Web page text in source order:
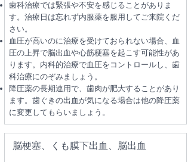
歯科治療では緊張や不安を感じることがありま
す。治療日は忘れず内服薬を服用してご来院くだ
さい。
血圧が高いのに治療を受けておられない場合、血
圧の上昇で脳出血や心筋梗塞を起こす可能性があ
ります。内科的治療で血圧をコントロールし、歯
科治療にのぞみましょう。
降圧薬の長期連用で、歯肉が肥大することがあり
ます。歯ぐきの出血が気になる場合は他の降圧薬
に変更してもらいましょう。
脳梗塞、くも膜下出血、脳出血